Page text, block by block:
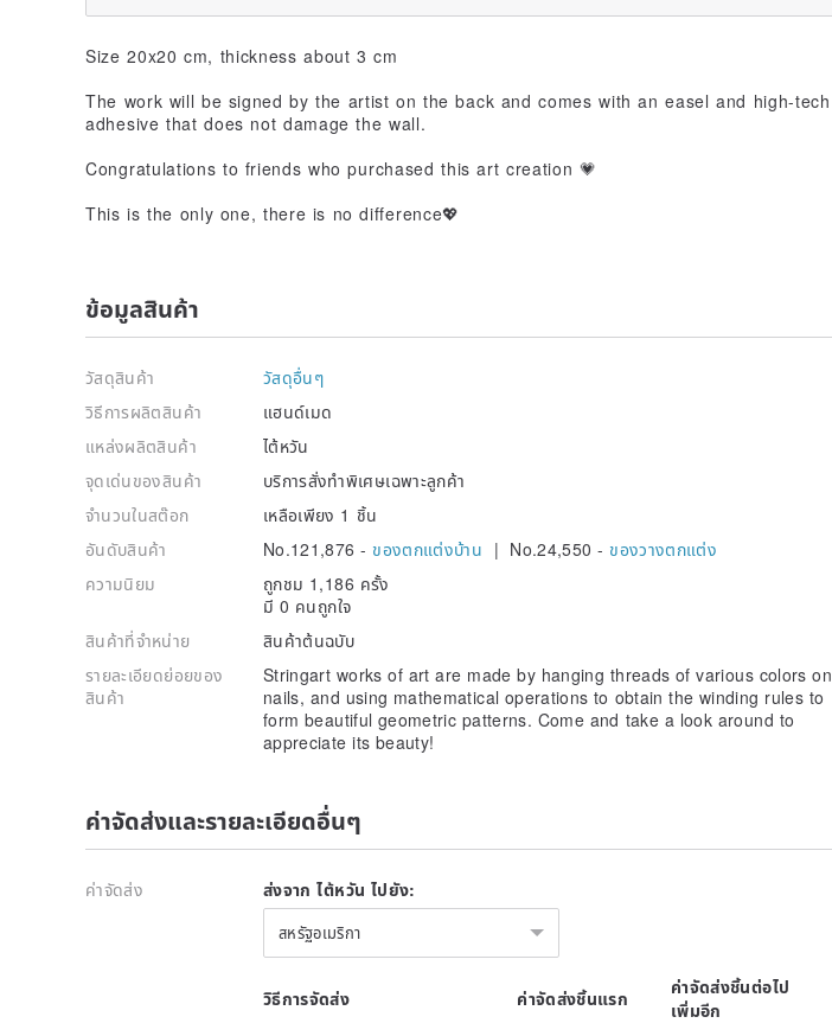
Size 20x20 cm, thickness about 3 cm
The work will be signed by the artist on the back and comes with an easel and high-tech
adhesive that does not damage the wall.
Congratulations to friends who purchased this art creation 💗
This is the only one, there is no difference💖
ข้อมูลสินค้า
วัสดุสินค้า
วัสดุอื่นๆ
วิธีการผลิตสินค้า
แฮนด์เมด
แหล่งผลิตสินค้า
ไต้หวัน
จุดเด่นของสินค้า
บริการสั่งทำพิเศษเฉพาะลูกค้า
จำนวนในสต๊อก
เหลือเพียง 1 ชิ้น
อันดับสินค้า
No.121,876 -ของตกแต่งบ้าน | No.24,550 -ของวางตกแต่ง
ความนิยม
ถูกชม 1,186 ครั้ง
มี 0 คนถูกใจ
สินค้าที่จำหน่าย
สินค้าต้นฉบับ
รายละเอียดย่อยของ
สินค้า
Stringart works of art are made by hanging threads of various colors on
nails, and using mathematical operations to obtain the winding rules to
form beautiful geometric patterns. Come and take a look around to
appreciate its beauty!
ค่าจัดส่งและรายละเอียดอื่นๆ
ค่าจัดส่ง ส่งจาก ไต้หวัน ไปยัง:
สหรัฐอเมริกา
วิธีการจัดส่ง ค่าจัดส่งชิ้นแรก
ค่าจัดส่งชิ้นต่อไป
เพิ่มอีก